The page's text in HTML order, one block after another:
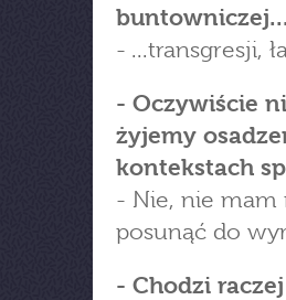
buntowniczej...
- ...transgresji,
- Oczywiście
żyjemy
kontekstach
- Nie, nie mam
posunąć do
- Chodzi